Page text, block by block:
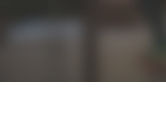
CAPP